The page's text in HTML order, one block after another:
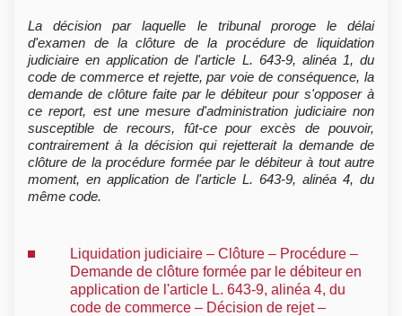
La décision par laquelle le tribunal proroge le délai
d'examen de la clôture de la procédure de liquidation
judiciaire en application de l'article L. 643-9, alinéa 1, du
code de commerce et rejette, par voie de conséquence, la
demande de clôture faite par le débiteur pour s'opposer à
ce report, est une mesure d'administration judiciaire non
susceptible de recours, fût-ce pour excès de pouvoir,
contrairement à la décision qui rejetterait la demande de
clôture de la procédure formée par le débiteur à tout autre
moment, en application de l'article L. 643-9, alinéa 4, du
même code.
Liquidation judiciaire – Clôture – Procédure –
Demande de clôture formée par le débiteur en
application de l'article L. 643-9, alinéa 4, du
code de commerce – Décision de rejet –